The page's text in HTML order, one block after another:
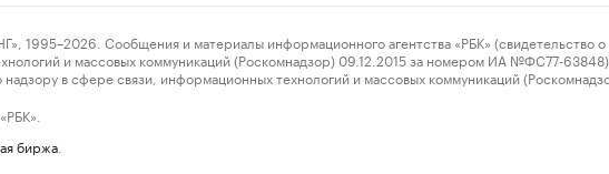
Сообщения и материалы информационного агентства «РБК» (свидетельство о
и массовых коммуникаций (Роскомнадзор) 09.12.2015 за номером ИА №ФС77-63848)
в сфере связи, информационных технологий и массовых коммуникаций
биржа